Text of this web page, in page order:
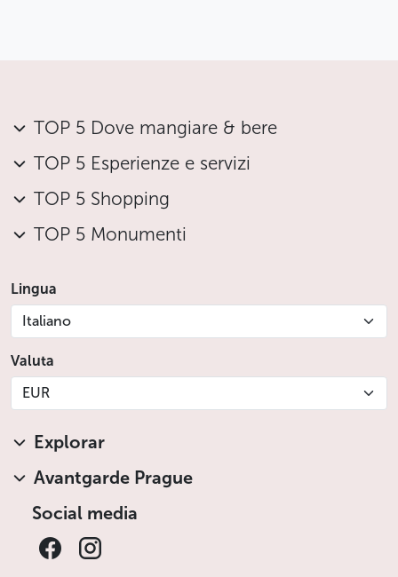
TOP 5 Dove mangiare & bere
TOP 5 Esperienze e servizi
TOP 5 Shopping
TOP 5 Monumenti
Lingua
Italiano
Valuta
EUR
Explorar
Avantgarde Prague
Social media